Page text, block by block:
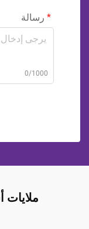
رسالة
0/1000
ملايات